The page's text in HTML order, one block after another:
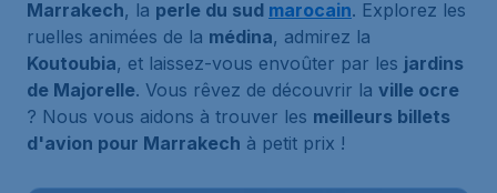
Marrakech, la perle du sud marocain. Explorez les
ruelles animées de la médina, admirez la
Koutoubia, et laissez-vous envoûter par les jardins
de Majorelle. Vous rêvez de découvrir la ville ocre
? Nous vous aidons à trouver les meilleurs billets
d'avion pour Marrakech à petit prix !